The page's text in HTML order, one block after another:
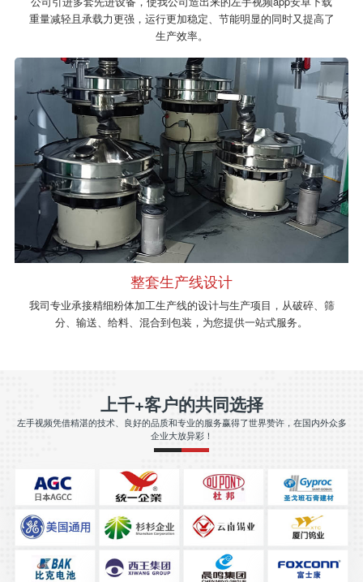
重量减轻且承载力更强，运行更加稳定、节能明显的同时又提高了
生产效率。
整套生产线设计
我司专业承接精细粉体加工生产线的设计与生产项目，从破碎、筛
分、输送、给料、混合到包装，为您提供一站式服务。
上千+客户的共同选择
左手视频凭借精湛的技术、良好的品质和专业的服务赢得了世界赞许，在国内外众多
企业大放异彩！